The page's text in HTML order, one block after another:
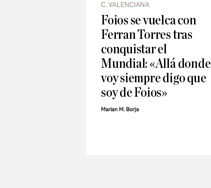
C. VALENCIANA
Foios se vuelca con
Ferran Torres tras
conquistar el
Mundial: «Allá donde
voy siempre digo que
soy de Foios»
Marian M. Borja